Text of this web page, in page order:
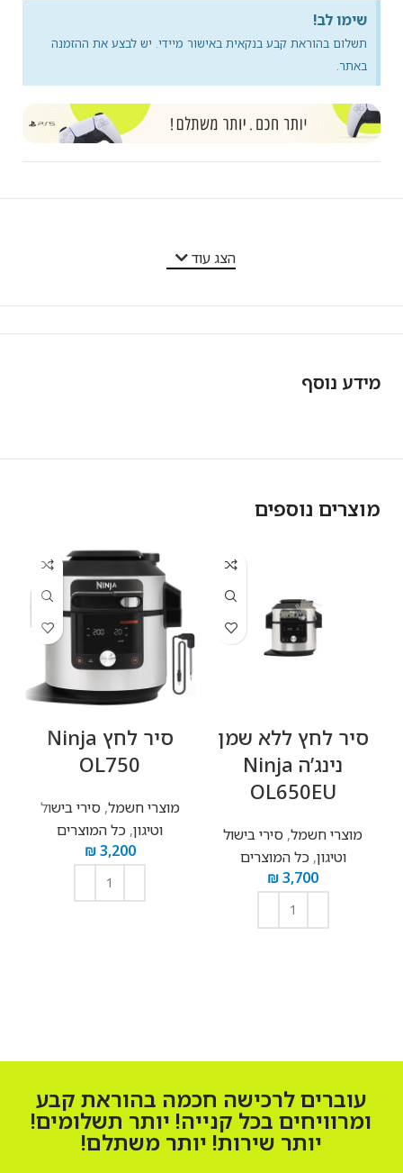
שימו לב!
תשלום בהוראת קבע בנקאית באישור מיידי. יש לבצע את ההזמנה
באתר.
הצג עוד
מידע נוסף
מוצרים נוספים
סיר לחץ ‏ללא שמן
נינג’ה Ninja
OL650EU
מוצרי חשמל, סירי בישול
וטיגון,כל המוצרים
₪3,700
‏סיר לחץ Ninja
OL750
מוצרי חשמל, סירי בישול
וטיגון, כל המוצרים
₪3,200
עוברים לרכישה חכמה בהוראת קבע
ומרוויחים בכל קנייה! יותר תשלומים!
יותר שירות! יותר משתלם!